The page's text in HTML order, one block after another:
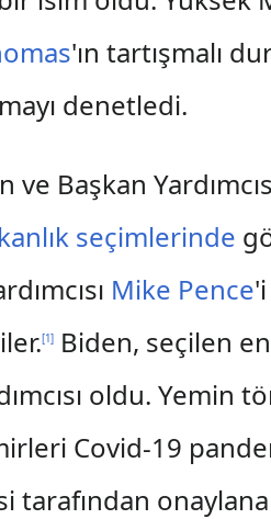
'ın tartışmalı
denetledi.
ve Başkan
seçimlerinde
Mike Pence
[1]
Biden, seçilen
oldu. Yemin
Covid-19
tarafından